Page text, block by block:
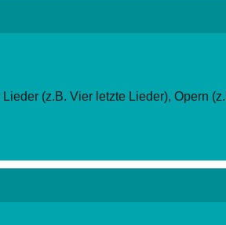
(z.B. Vier letzte Lieder), Opern
kennen und hören in ausgewählte